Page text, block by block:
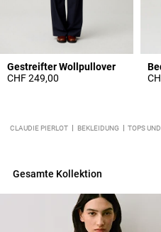
Gestreifter Wollpullover
CHF 249,00
CLAUDIE PIERLOT BEKLEIDUNG TOPS
Gesamte Kollektion